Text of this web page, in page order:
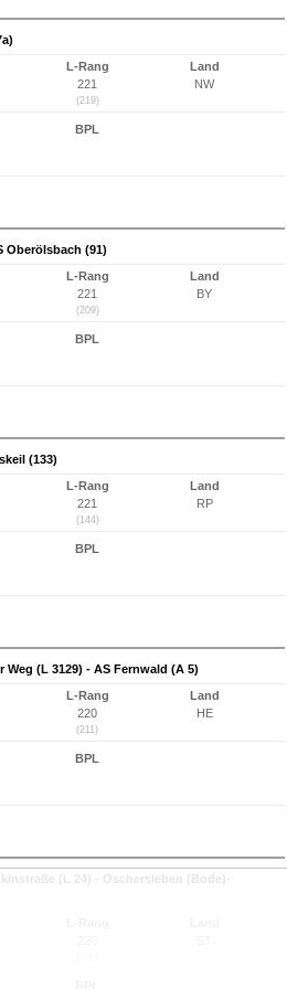
L-Rang
221
(219)
Land
NW
BPL
Oberölsbach (91)
L-Rang
221
(209)
Land
BY
BPL
(133)
L-Rang
221
(144)
Land
RP
BPL
(L 3129) - AS Fernwald (A 5)
L-Rang
220
(211)
Land
HE
BPL
(L 24) - Oschersleben (Bode)-